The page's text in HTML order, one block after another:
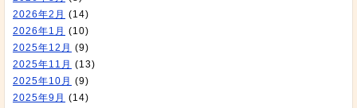
2026年2月 (14)
2026年1月 (10)
2025年12月 (9)
2025年11月 (13)
2025年10月 (9)
2025年9月 (14)